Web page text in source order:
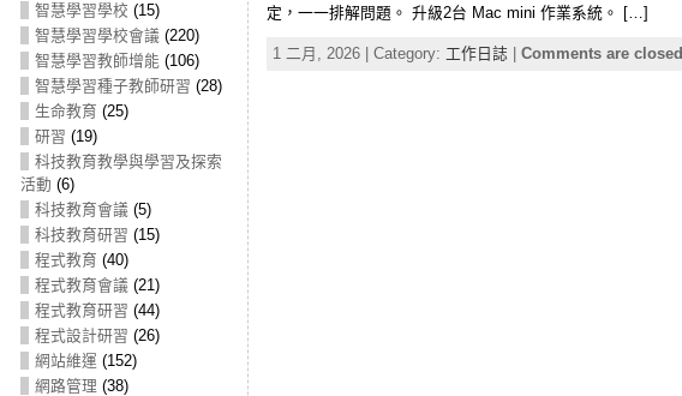
智慧學習學校 (15)
智慧學習學校會議 (220)
智慧學習教師增能(106)
智慧學習種子教師研習 (28)
生命教育 (25)
研習 (19)
科技教育教學與學習及探索
活動 (6)
科技教育會議 (5)
科技教育研習 (15)
程式教育 (40)
程式教育會議 (21)
程式教育研習 (44)
程式設計研習 (26)
網站維運 (152)
網路管理 (38)
定，一一排解問題。 升級2台 Mac mini 作業系統。 […]
1 二月, 2026 | Category: 工作日誌 Comments are closed